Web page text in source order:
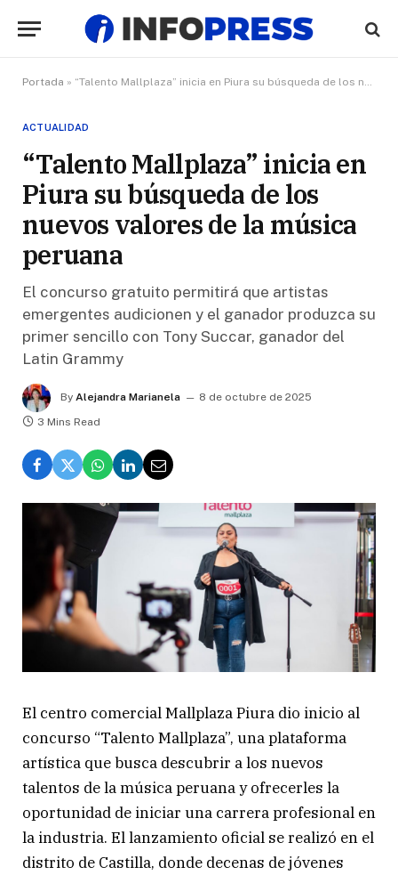
Portada » “Talento Mallplaza” inicia en Piura su búsqueda de los nuevos valores de la música peruana
ACTUALIDAD
“Talento Mallplaza” inicia en
Piura su búsqueda de los
nuevos valores de la música
peruana
El concurso gratuito permitirá que artistas
emergentes audicionen y el ganador produzca su
primer sencillo con Tony Succar, ganador del
Latin Grammy
By Alejandra Marianela
8 de octubre de 2025
3 Mins Read
El centro comercial Mallplaza Piura dio inicio al
concurso “Talento Mallplaza”, una plataforma
artística que busca descubrir a los nuevos
talentos de la música peruana y ofrecerles la
oportunidad de iniciar una carrera profesional en
la industria. El lanzamiento oficial se realizó en el
distrito de Castilla, donde decenas de jóvenes